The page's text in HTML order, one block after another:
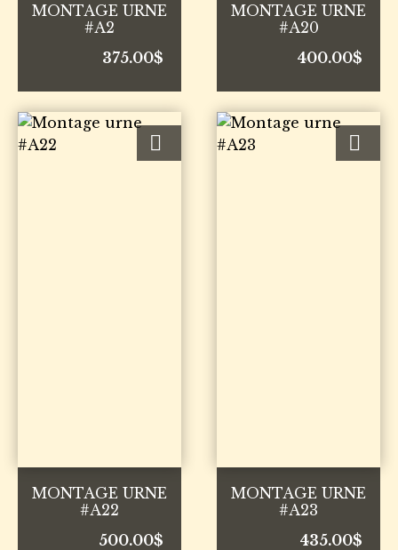
MONTAGE URNE
#A2
375.00$
MONTAGE URNE
#A20
400.00$
MONTAGE URNE
#A22
500.00$
MONTAGE URNE
#A23
435.00$